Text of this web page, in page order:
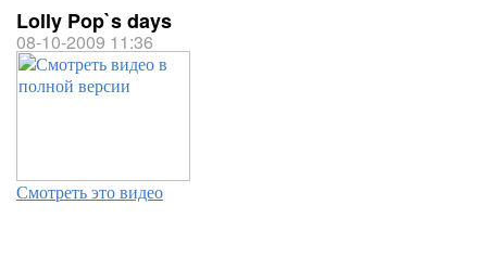
Lolly Pop`s days
08-10-2009 11:36
Смотреть это видео